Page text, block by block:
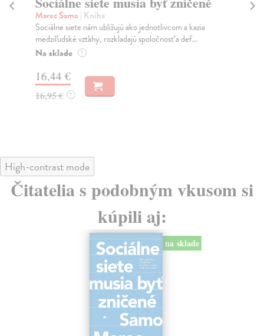
Marec Samo| Kniha
Sociálne siete nám ubližujú ako jednotlivcom a kazia
medziľudské vzťahy, rozkladajú spoločnosť a def...
Na sklade ?
16,44 €
16,95 € ?
High-contrast mode
Čitatelia s podobným vkusom si
kúpili aj:
na sklade